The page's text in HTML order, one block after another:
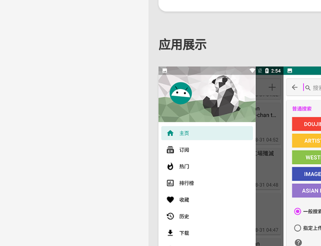
应用展示